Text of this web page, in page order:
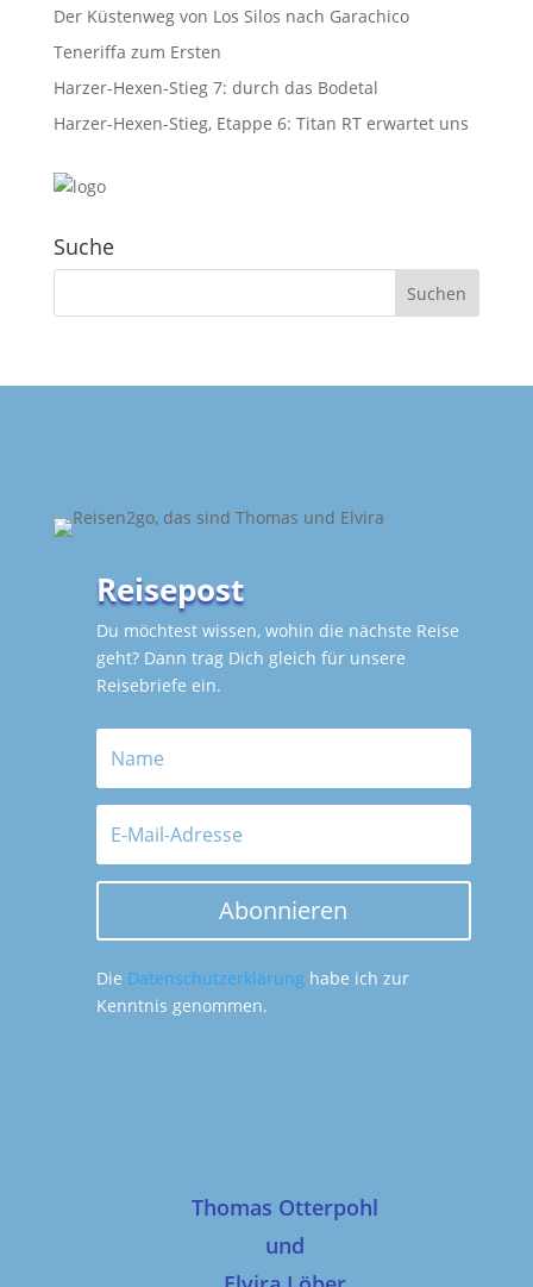
Der Küstenweg von Los Silos nach Garachico
Teneriffa zum Ersten
Harzer-Hexen-Stieg 7: durch das Bodetal
Harzer-Hexen-Stieg, Etappe 6: Titan RT erwartet uns
Suche
Reisepost
Du möchtest wissen, wohin die nächste Reise
geht? Dann trag Dich gleich für unsere
Reisebriefe ein.
Abonnieren
Die Datenschutzerklärung habe ich zur
Kenntnis genommen.
Thomas Otterpohl
und